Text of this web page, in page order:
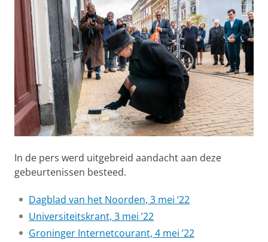
In de pers werd uitgebreid aandacht aan deze
gebeurtenissen besteed.
Dagblad van het Noorden, 3 mei ‘22
Universiteitskrant, 3 mei ’22
Groninger Internetcourant, 4 mei ’22